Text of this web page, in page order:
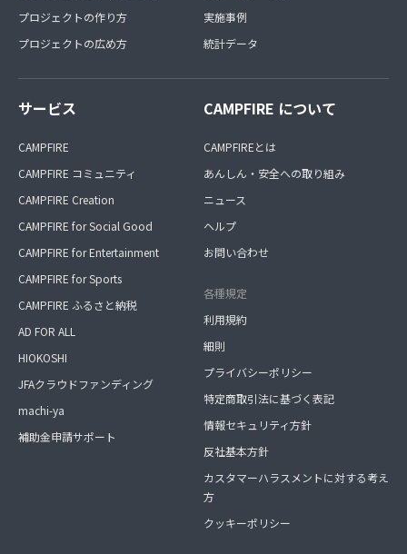
プロジェクトの作り方
プロジェクトの広め方
実施事例
統計データ
サービス
CAMPFIRE
CAMPFIRE コミュニティ
CAMPFIRE Creation
CAMPFIRE for Social Good
CAMPFIRE for Entertainment
CAMPFIRE for Sports
CAMPFIRE ふるさと納税
AD FOR ALL
HIOKOSHI
JFAクラウドファンディング
machi-ya
補助金申請サポート
CAMPFIRE について
CAMPFIREとは
あんしん・安全への取り組み
ニュース
ヘルプ
お問い合わせ
各種規定
利用規約
細則
プライバシーポリシー
特定商取引法に基づく表記
情報セキュリティ方針
反社基本方針
カスタマーハラスメントに対する考え
方
クッキーポリシー